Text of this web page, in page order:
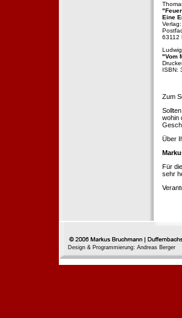
Eine
63112
"Vom
ISBN:
Zum
wohin
Über
Für
sehr
Design & Programmierung: Andreas Berger